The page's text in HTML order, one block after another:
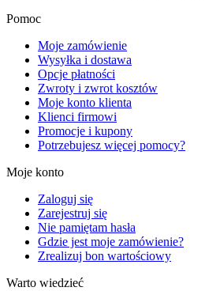
Pomoc
Moje zamówienie
Wysyłka i dostawa
Opcje płatności
Zwroty i zwrot kosztów
Moje konto klienta
Klienci firmowi
Promocje i kupony
Potrzebujesz więcej pomocy?
Moje konto
Zaloguj się
Zarejestruj się
Nie pamiętam hasła
Gdzie jest moje zamówienie?
Zrealizuj bon wartościowy
Warto wiedzieć